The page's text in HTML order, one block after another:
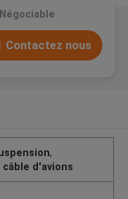
Contactez nous
,
d'avions